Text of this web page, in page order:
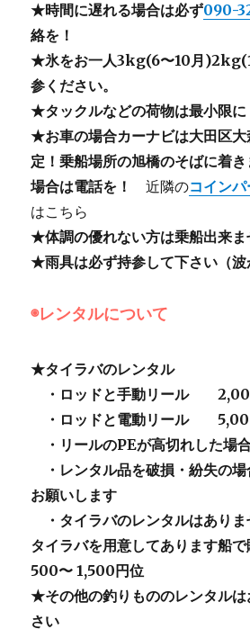
★時間に遅れる場合は必ず090-
絡を！
★氷をお一人3kg(6〜10月
参ください。
★タックルなどの荷物は最小限に
★お車の場合カーナビは大田区大
定！乗船場所の旭橋のそばに着
場合は電話を！
近隣のコイン
はこちら
★体調の優れない方は乗船出来ま
★雨具は必ず持参して下さい（波
◉レンタルについて
★タイラバのレンタル
・ロッドと手動リール
・ロッドと電動リール
・リールのPEが高切れした場
・レンタル品を破損・紛失の
お願いします
・タイラバのレンタルはありま
タイラバを用意してあります船
500〜 1,500円位
★その他の釣りもののレンタル
さい